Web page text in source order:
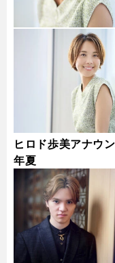
ヒロド歩美アナウ
年夏